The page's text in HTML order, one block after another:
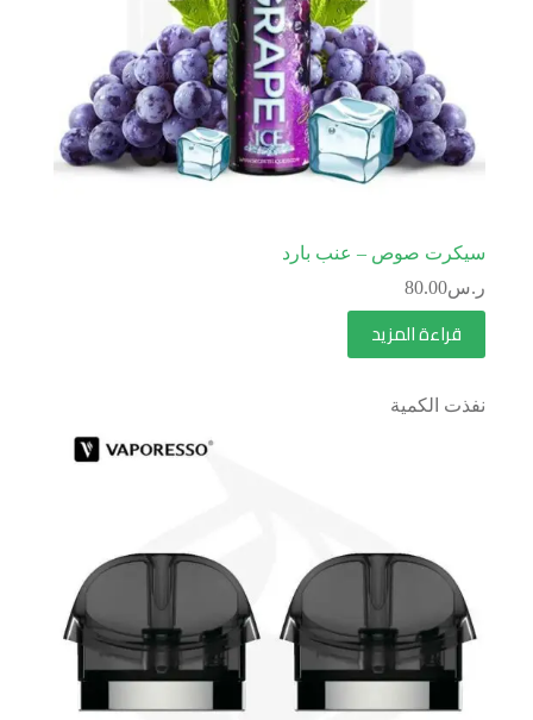
سيكرت صوص – عنب بارد
ر.س80.00
قراءة المزيد
نفذت الكمية